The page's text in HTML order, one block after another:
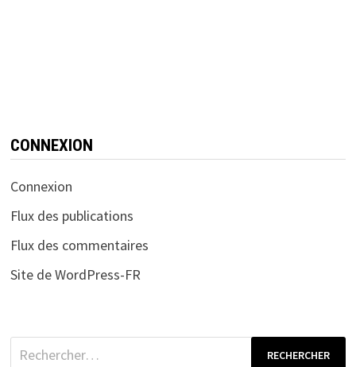
CONNEXION
Connexion
Flux des publications
Flux des commentaires
Site de WordPress-FR
Rechercher :